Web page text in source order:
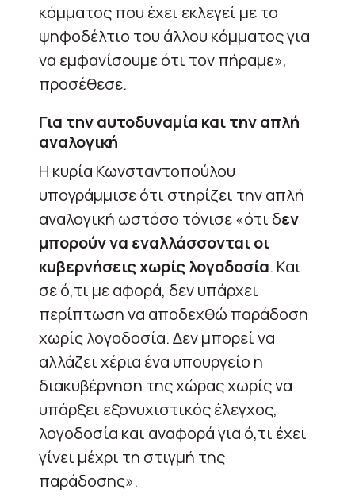
κόμματος που έχει εκλεγεί με το
ψηφοδέλτιο του άλλου κόμματος για
να εμφανίσουμε ότι τον πήραμε»,
προσέθεσε.
Για την αυτοδυναμία και την απλή
αναλογική
Η κυρία Κωνσταντοπούλου
υπογράμμισε ότι στηρίζει την απλή
αναλογική ωστόσο τόνισε «ότι δεν
μπορούν να εναλλάσσονται οι
κυβερνήσεις χωρίς λογοδοσία. Και
σε ό,τι με αφορά, δεν υπάρχει
περίπτωση να αποδεχθώ παράδοση
χωρίς λογοδοσία. Δεν μπορεί να
αλλάζει χέρια ένα υπουργείο η
διακυβέρνηση της χώρας χωρίς να
υπάρξει εξονυχιστικός έλεγχος,
λογοδοσία και αναφορά για ό,τι έχει
γίνει μέχρι τη στιγμή της
παράδοσης».